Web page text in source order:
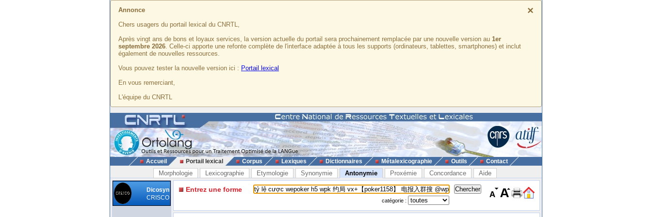
×
Annonce
Chers usagers du portail lexical du CNRTL,
Après vingt ans de bons et loyaux services, la version actuelle du portail sera prochainement remplacée par une nouvelle version au 1er
septembre 2026. Celle-ci apporte une refonte complète de l'interface adaptée à tous les supports (ordinateurs, tablettes, smartphones) et inclut
également de nouvelles ressources.
Vous pouvez tester la nouvelle version ici : Portail lexical
En vous remerciant,
L'équipe du CNRTL
Accueil Portail lexical Corpus Lexiques Dictionnaires Métalexicographie Outils Contact
Morphologie Lexicographie Etymologie Synonymie Antonymie Proxémie Concordance Aide
Dicosyn
CRISCO
Entrez une forme
catégorie :